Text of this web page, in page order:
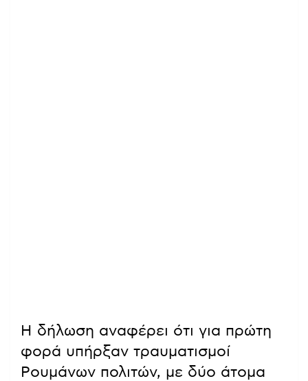
Η δήλωση αναφέρει ότι για πρώτη
φορά υπήρξαν τραυματισμοί
Ρουμάνων πολιτών, με δύο άτομα